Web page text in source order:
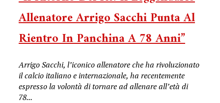
Allenatore Arrigo Sacchi Punta Al
Rientro In Panchina A 78 Anni”
Arrigo Sacchi, l’iconico allenatore che ha rivoluzionato
il calcio italiano e internazionale, ha recentemente
espresso la volontà di tornare ad allenare all’età di
78...